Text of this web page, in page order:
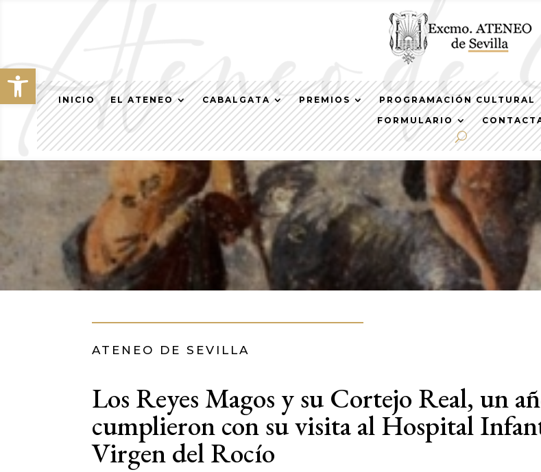
Abrir barra de herramientas
INICIO EL ATENEO CABALGATA PREMIOS PROGRAMACIÓN CULTURAL
FORMULARIO
ATENEO DE SEVILLA
Los Reyes Magos y su Cortejo Real, un
cumplieron con su visita al Hospital
Virgen del Rocío